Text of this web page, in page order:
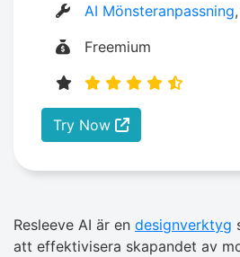
AI Mönsteranpassning,
Freemium
Try Now
Resleeve AI är en designverktyg
att effektivisera skapandet av